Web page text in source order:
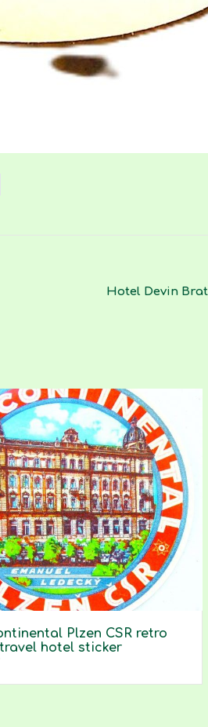
Hotel Devin
Plzen CSR retro
hotel sticker